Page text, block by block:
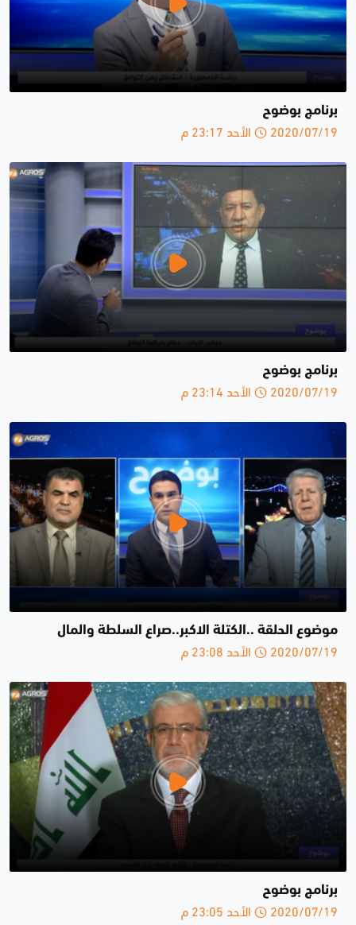
برنامج بوضوح
2020/07/19 الأحد 23:17 م
برنامج بوضوح
2020/07/19 الأحد 23:14 م
موضوع الحلقة ..الكتلة الاكبر..صراع السلطة والمال
2020/07/19 الأحد 23:08 م
برنامج بوضوح
2020/07/19 الأحد 23:05 م